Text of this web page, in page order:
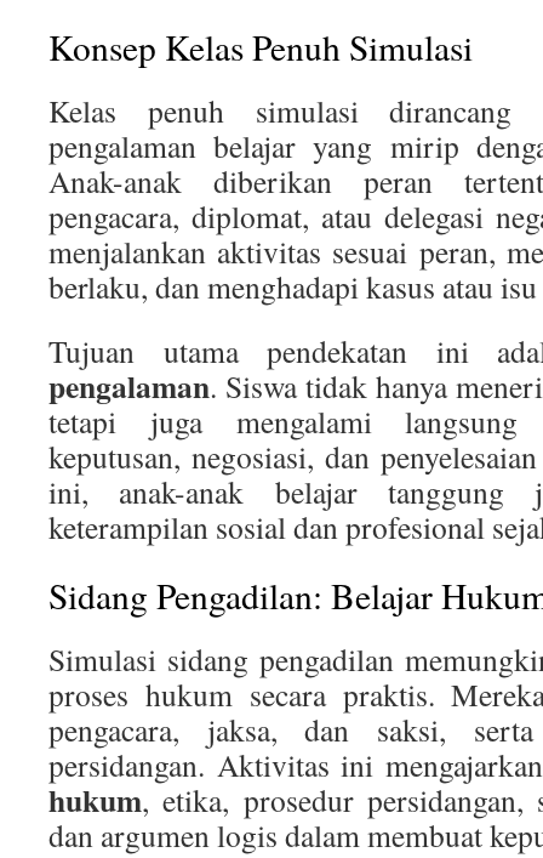
Konsep Kelas Penuh Simulasi
Kelas penuh simulasi dirancang
pengalaman belajar yang mirip
Anak-anak diberikan peran
pengacara, diplomat, atau delegasi
menjalankan aktivitas sesuai peran,
berlaku, dan menghadapi kasus atau
Tujuan utama pendekatan ini
pengalaman. Siswa tidak hanya
tetapi juga mengalami langsung
keputusan, negosiasi, dan
ini, anak-anak belajar tanggung
keterampilan sosial dan profesional
Sidang Pengadilan: Belajar
Simulasi sidang pengadilan
proses hukum secara praktis.
pengacara, jaksa, dan saksi,
persidangan. Aktivitas ini
hukum, etika, prosedur
dan argumen logis dalam membuat